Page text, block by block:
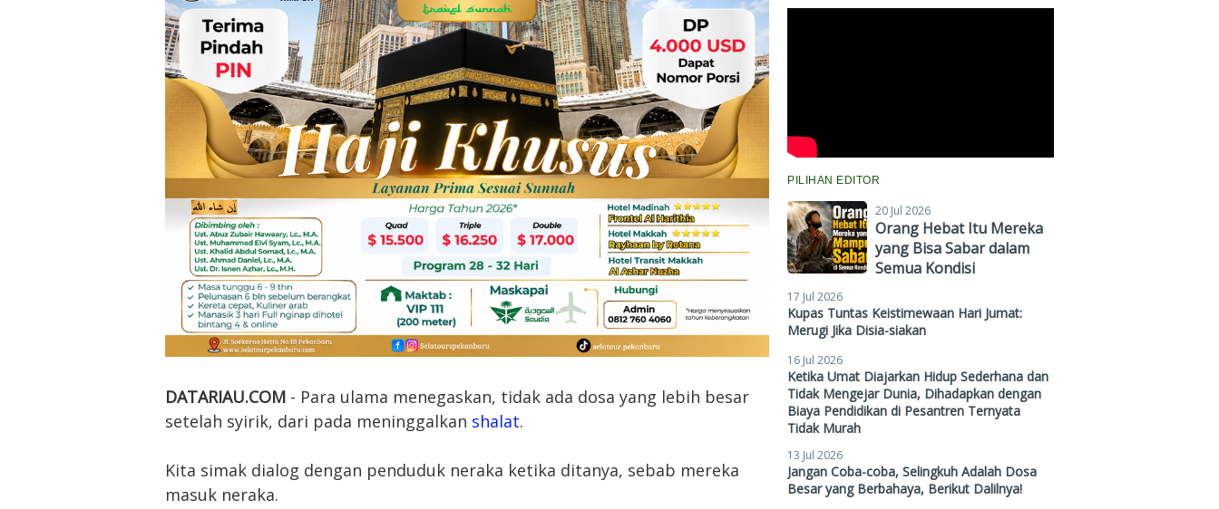
DATARIAU.COM - Para ulama menegaskan, tidak ada dosa yang lebih besar
setelah syirik, dari pada meninggalkan shalat.
Kita simak dialog dengan penduduk neraka ketika ditanya, sebab mereka
masuk neraka.
PILIHAN EDITOR
20 Jul 2026
Orang Hebat Itu Mereka
yang Bisa Sabar dalam
Semua Kondisi
17 Jul 2026
Kupas Tuntas Keistimewaan Hari Jumat:
Merugi Jika Disia-siakan
16 Jul 2026
Ketika Umat Diajarkan Hidup Sederhana dan
Tidak Mengejar Dunia, Dihadapkan dengan
Biaya Pendidikan di Pesantren Ternyata
Tidak Murah
13 Jul 2026
Jangan Coba-coba, Selingkuh Adalah Dosa
Besar yang Berbahaya, Berikut Dalilnya!